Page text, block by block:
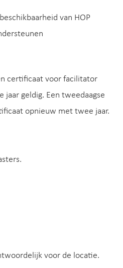
van HOP
certificaat voor facilitator
jaar geldig. Een tweedaagse
opnieuw met twee jaar.
voor de locatie.